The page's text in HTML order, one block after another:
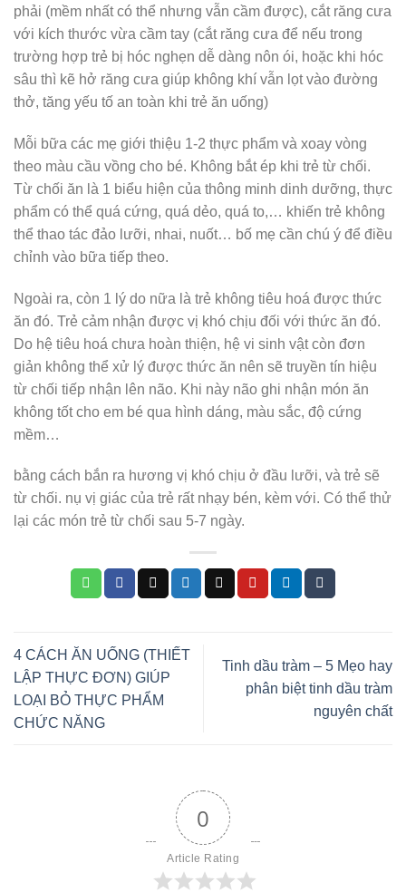
phải (mềm nhất có thể nhưng vẫn cầm được), cắt răng cưa
với kích thước vừa cầm tay (cắt răng cưa để nếu trong
trường hợp trẻ bị hóc nghẹn dễ dàng nôn ói, hoặc khi hóc
sâu thì kẽ hở răng cưa giúp không khí vẫn lọt vào đường
thở, tăng yếu tố an toàn khi trẻ ăn uống)
Mỗi bữa các mẹ giới thiệu 1-2 thực phẩm và xoay vòng
theo màu cầu vồng cho bé. Không bắt ép khi trẻ từ chối.
Từ chối ăn là 1 biểu hiện của thông minh dinh dưỡng, thực
phẩm có thể quá cứng, quá dẻo, quá to,… khiến trẻ không
thể thao tác đảo lưỡi, nhai, nuốt… bố mẹ cần chú ý để điều
chỉnh vào bữa tiếp theo.
Ngoài ra, còn 1 lý do nữa là trẻ không tiêu hoá được thức
ăn đó. Trẻ cảm nhận được vị khó chịu đối với thức ăn đó.
Do hệ tiêu hoá chưa hoàn thiện, hệ vi sinh vật còn đơn
giản không thể xử lý được thức ăn nên sẽ truyền tín hiệu
từ chối tiếp nhận lên não. Khi này não ghi nhận món ăn
không tốt cho em bé qua hình dáng, màu sắc, độ cứng
mềm…
bằng cách bắn ra hương vị khó chịu ở đầu lưỡi, và trẻ sẽ
từ chối. nụ vị giác của trẻ rất nhạy bén, kèm với. Có thể thử
lại các món trẻ từ chối sau 5-7 ngày.
4 CÁCH ĂN UỐNG (THIẾT
LẬP THỰC ĐƠN) GIÚP
LOẠI BỎ THỰC PHẨM
CHỨC NĂNG
Tinh dầu tràm – 5 Mẹo hay
phân biệt tinh dầu tràm
nguyên chất
0
Article Rating